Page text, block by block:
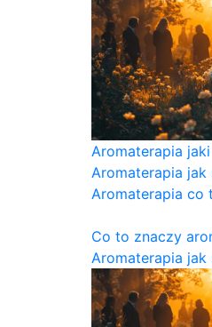
Aromaterapia
Aromaterapia jak
Aromaterapia co
Co to znaczy
Aromaterapia